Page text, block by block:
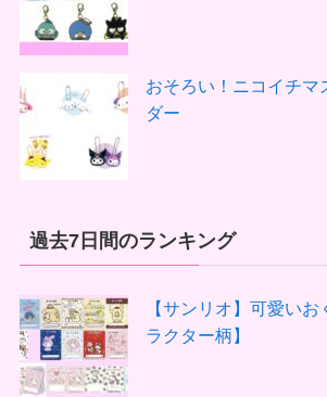
おそろい！ニコイチマ
ダー
過去7日間のランキング
【サンリオ】可愛い
ラクター柄】